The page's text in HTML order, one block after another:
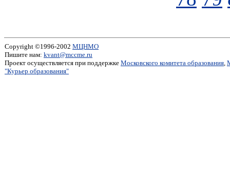
Copyright ©1996-2002 МЦНМО
Пишите нам: kvant@mccme.ru
Проект осуществляется при поддержке Московского комитета образования,
"Курьер образования"